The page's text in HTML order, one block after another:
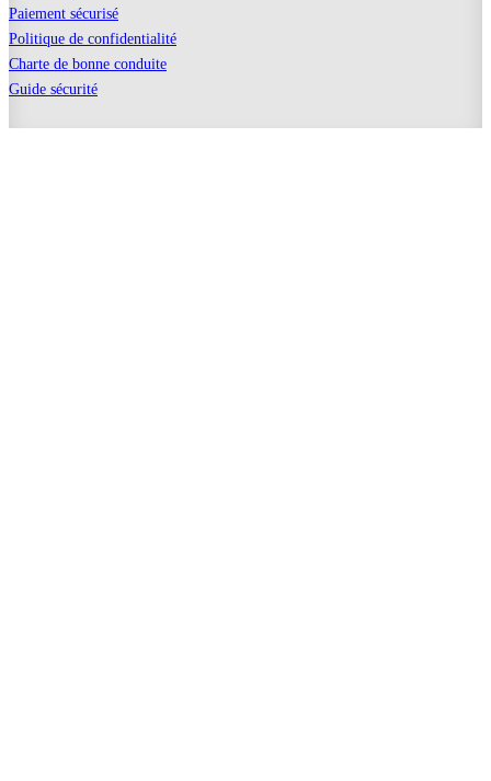
Paiement sécurisé
Politique de confidentialité
Charte de bonne conduite
Guide sécurité